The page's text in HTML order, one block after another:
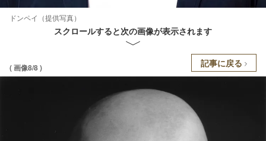
ドンペイ（提供写真）
スクロールすると次の画像が表示されます
( 画像8/8 ) 記事に戻る